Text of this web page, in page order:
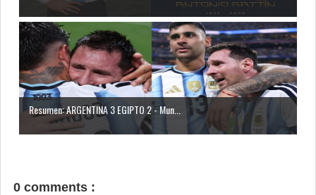
Resumen: ARGENTINA 3 EGIPTO 2 - Mun...
0 comments :